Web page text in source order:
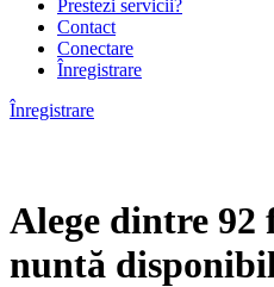
Prestezi servicii?
Contact
Conectare
Înregistrare
Înregistrare
Alege dintre 92
nuntă